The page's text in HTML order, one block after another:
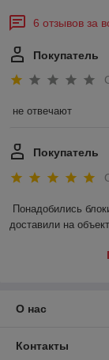
6 отзывов за
Покупатель
не отвечают
Покупатель
Понадобились
доставили на
О нас
Контакты